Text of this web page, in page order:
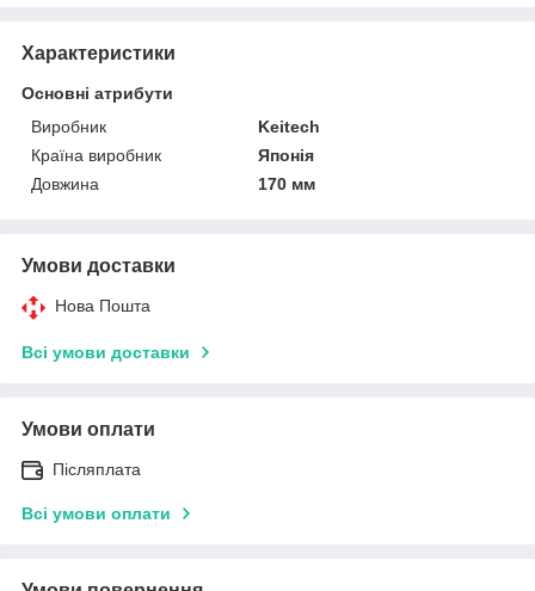
Характеристики
Основні атрибути
Виробник
Keitech
Країна виробник
Японія
Довжина
170 мм
Умови доставки
Нова Пошта
Всі умови доставки
Умови оплати
Післяплата
Всі умови оплати